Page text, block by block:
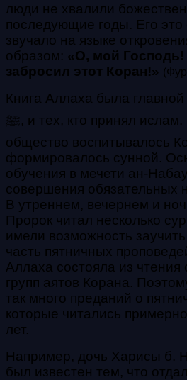
люди не хвалили
последующие годы. Его
звучало на языке
образом: «О, мой
забросил этот Коран!»
Книга Аллаха была
ﷺ, и тех, кто принял ислам. Мединское
общество воспитывалось
формировалось сунной.
обучения в мечети ан-
совершения обязательных
В утреннем, вечернем и
Пророк читал несколько
имели возможность
часть пятничных
Аллаха состояла из
групп аятов Корана.
так много преданий о
которые читались
лет.
Например, дочь Харисы б.
был известен тем, что